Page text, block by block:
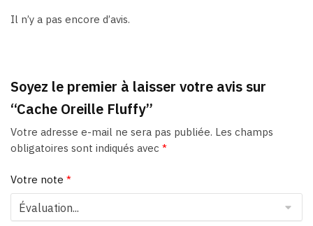
Il n’y a pas encore d’avis.
Soyez le premier à laisser votre avis sur
“Cache Oreille Fluffy”
Votre adresse e-mail ne sera pas publiée. Les champs
obligatoires sont indiqués avec *
Votre note *